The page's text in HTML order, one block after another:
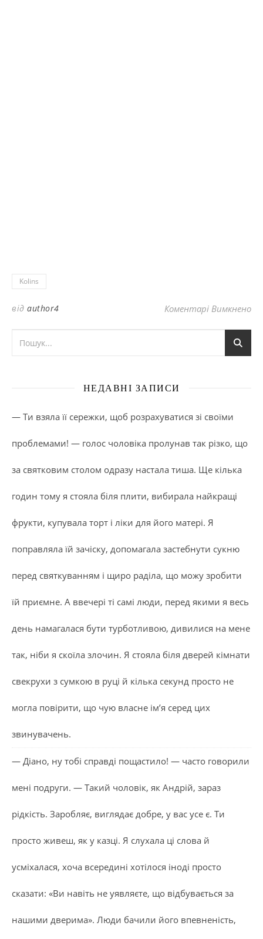
Kolins
від author4 Коментарі Вимкненодо
НЕДАВНІ ЗАПИСИ
— Ти взяла її сережки, щоб розрахуватися зі своїми
проблемами! — голос чоловіка пролунав так різко, що
за святковим столом одразу настала тиша. Ще кілька
годин тому я стояла біля плити, вибирала найкращі
фрукти, купувала торт і ліки для його матері. Я
поправляла їй зачіску, допомагала застебнути сукню
перед святкуванням і щиро раділа, що можу зробити
їй приємне. А ввечері ті самі люди, перед якими я весь
день намагалася бути турботливою, дивилися на мене
так, ніби я скоїла злочин. Я стояла біля дверей кімнати
свекрухи з сумкою в руці й кілька секунд просто не
могла повірити, що чую власне ім’я серед цих
звинувачень.
— Діано, ну тобі справді пощастило! — часто говорили
мені подруги. — Такий чоловік, як Андрій, зараз
рідкість. Заробляє, виглядає добре, у вас усе є. Ти
просто живеш, як у казці. Я слухала ці слова й
усміхалася, хоча всередині хотілося іноді просто
сказати: «Ви навіть не уявляєте, що відбувається за
нашими дверима». Люди бачили його впевненість,